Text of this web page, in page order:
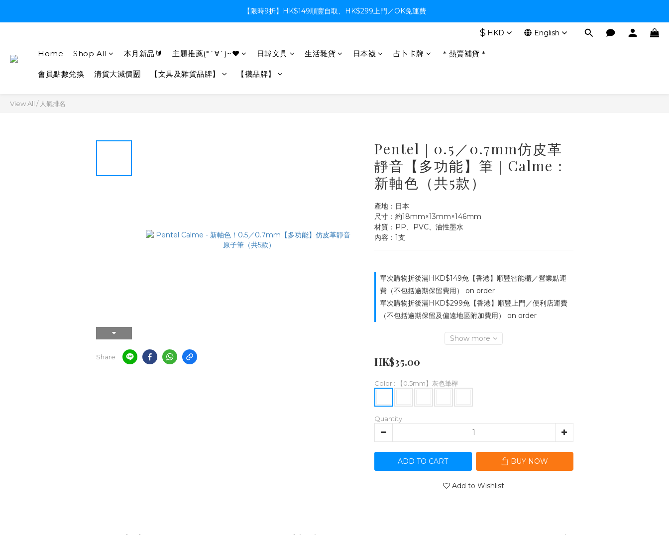
【限時9折】HK$149順豐自取、HK$299上門／OK免運費
【限時9折】HK$149順豐自取、HK$299上門／OK免運費
【限時9折】HK$149順豐自取、HK$299上門／OK免運費
$ HKD English
Home Shop All 本月新品🔰 主題推薦(*´∀`)~♥ 日韓文具 生活雜貨 日本襪 占卜卡牌 ＊熱賣補貨＊
會員點數兌換 清貨大減價🈹 【文具及雜貨品牌】 【襪品牌】
View All / 人氣排名
Share
Pentel｜0.5／0.7mm仿皮革
靜音【多功能】筆｜Calme：
新軸色（共5款）
產地：日本
尺寸：約18mm×13mm×146mm
材質：PP、PVC、油性墨水
內容：1支
單次購物折後滿HKD$149免【香港】順豐智能櫃／營業點運
費（不包括逾期保留費用） on order
單次購物折後滿HKD$299免【香港】順豐上門／便利店運費
（不包括逾期保留及偏遠地區附加費用） on order
Show more
HK$35.00
Color : 【0.5mm】灰色筆桿
Quantity
ADD TO CART BUY NOW
Add to Wishlist